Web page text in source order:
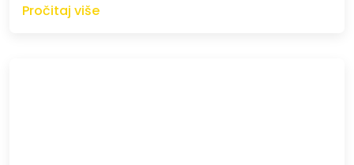
Pročitaj više